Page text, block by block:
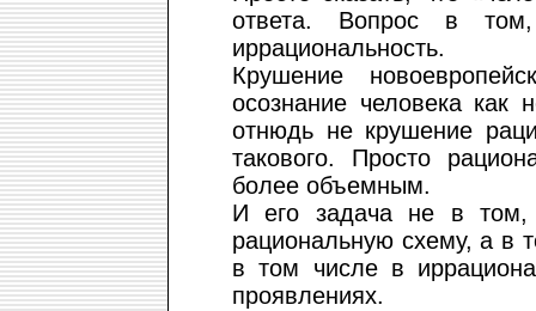
ответа. Вопрос в
иррациональность.
Крушение
осознание человека как
отнюдь не крушение
такового. Просто
более объемным.
И его задача не в том,
рациональную схему, а в
в том числе в
проявлениях.